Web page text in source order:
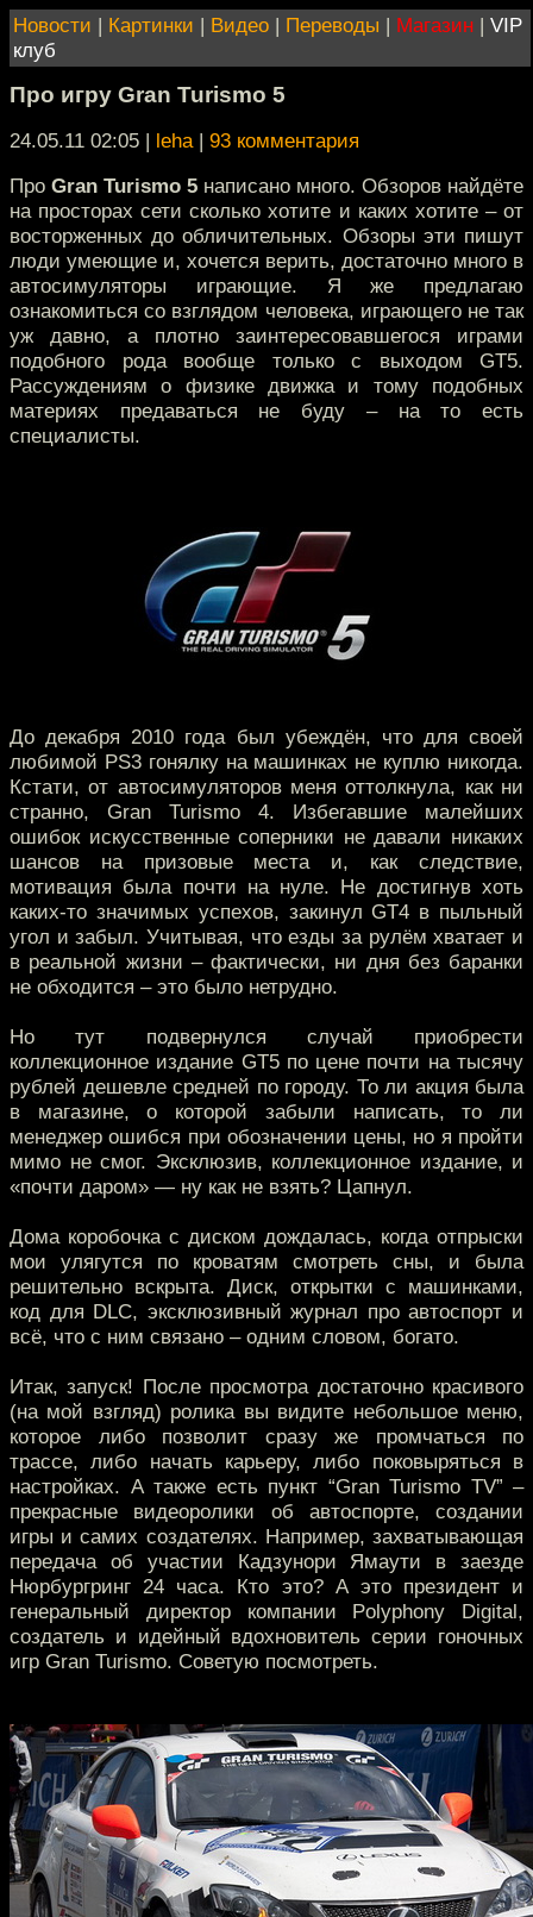
Новости | Картинки | Видео | Переводы | Магазин | VIP
клуб
Про игру Gran Turismo 5
24.05.11 02:05 | leha| 93 комментария
Про Gran Turismo 5 написано много. Обзоров найдёте
на просторах сети сколько хотите и каких хотите – от
восторженных до обличительных. Обзоры эти пишут
люди умеющие и, хочется верить, достаточно много в
автосимуляторы играющие. Я же предлагаю
ознакомиться со взглядом человека, играющего не так
уж давно, а плотно заинтересовавшегося играми
подобного рода вообще только с выходом GT5.
Рассуждениям о физике движка и тому подобных
материях предаваться не буду – на то есть
специалисты.
До декабря 2010 года был убеждён, что для своей
любимой PS3 гонялку на машинках не куплю никогда.
Кстати, от автосимуляторов меня оттолкнула, как ни
странно, Gran Turismo 4. Избегавшие малейших
ошибок искусственные соперники не давали никаких
шансов на призовые места и, как следствие,
мотивация была почти на нуле. Не достигнув хоть
каких-то значимых успехов, закинул GT4 в пыльный
угол и забыл. Учитывая, что езды за рулём хватает и
в реальной жизни – фактически, ни дня без баранки
не обходится – это было нетрудно.
Но тут подвернулся случай приобрести
коллекционное издание GT5 по цене почти на тысячу
рублей дешевле средней по городу. То ли акция была
в магазине, о которой забыли написать, то ли
менеджер ошибся при обозначении цены, но я пройти
мимо не смог. Эксклюзив, коллекционное издание, и
«почти даром» — ну как не взять? Цапнул.
Дома коробочка с диском дождалась, когда отпрыски
мои улягутся по кроватям смотреть сны, и была
решительно вскрыта. Диск, открытки с машинками,
код для DLC, эксклюзивный журнал про автоспорт и
всё, что с ним связано – одним словом, богато.
Итак, запуск! После просмотра достаточно красивого
(на мой взгляд) ролика вы видите небольшое меню,
которое либо позволит сразу же промчаться по
трассе, либо начать карьеру, либо поковыряться в
настройках. А также есть пункт “Gran Turismo TV” –
прекрасные видеоролики об автоспорте, создании
игры и самих создателях. Например, захватывающая
передача об участии Кадзунори Ямаути в заезде
Нюрбургринг 24 часа. Кто это? А это президент и
генеральный директор компании Polyphony Digital,
создатель и идейный вдохновитель серии гоночных
игр Gran Turismo. Советую посмотреть.